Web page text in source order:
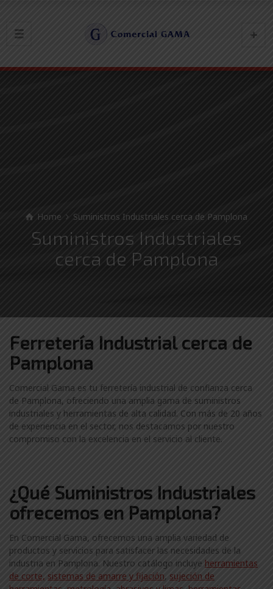
Home Suministros Industriales cerca de Pamplona
Suministros Industriales
cerca de Pamplona
Ferretería Industrial cerca de
Pamplona
Comercial Gama es tu ferretería industrial de confianza cerca
de Pamplona, ofreciendo una amplia gama de suministros
industriales y herramientas de alta calidad. Con más de 20 años
de experiencia en el sector, nos destacamos por nuestro
compromiso con la excelencia en el servicio al cliente.
¿Qué Suministros Industriales
ofrecemos en Pamplona?
En Comercial Gama, ofrecemos una amplia variedad de
productos y servicios para satisfacer las necesidades de la
industria en Pamplona. Nuestro catálogo incluye herramientas
de corte, sistemas de amarre y fijación, sujeción de